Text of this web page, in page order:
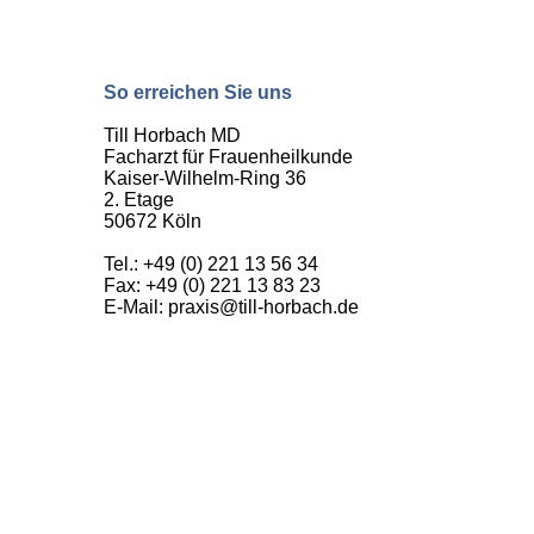
So erreichen Sie uns
Till Horbach MD
Facharzt für Frauenheilkunde
Kaiser-Wilhelm-Ring 36
2. Etage
50672 Köln
Tel.: +49 (0) 221 13 56 34
Fax: +49 (0) 221 13 83 23
E-Mail: praxis@till-horbach.de